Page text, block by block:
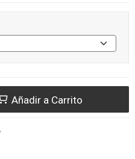
Añadir a Carrito